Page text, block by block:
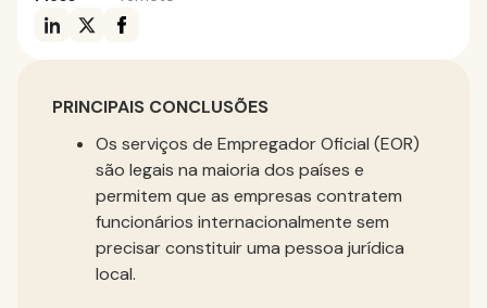
PRINCIPAIS CONCLUSÕES
Os serviços de Empregador Oficial (EOR)
são legais na maioria dos países e
permitem que as empresas contratem
funcionários internacionalmente sem
precisar constituir uma pessoa jurídica
local.